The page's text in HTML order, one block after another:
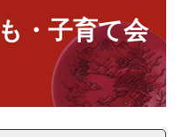
・子育て会